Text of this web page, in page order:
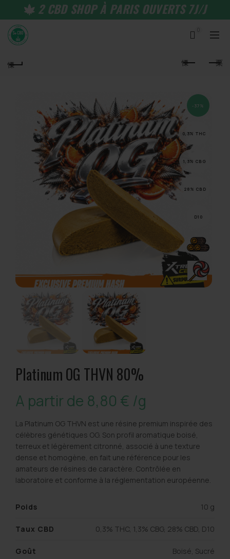
2 CBD SHOP À PARIS OUVERTS 7J/J
-37%
0,3% THC
1,3% CBG
28% CBD
D10
Platinum OG THVN 80%
A partir de 8,80 € /g
La Platinum OG THVN est une résine premium inspirée des
célèbres génétiques OG. Son profil aromatique boisé,
terreux et légèrement citronné, associé à une texture
dense et homogène, en fait une référence pour les
amateurs de résines de caractère. Contrôlée en
laboratoire et conforme à la réglementation européenne.
Poids 10 g
Taux CBD 0,3% THC, 1,3% CBG, 28% CBD, D10
Goût Boisé, Sucré